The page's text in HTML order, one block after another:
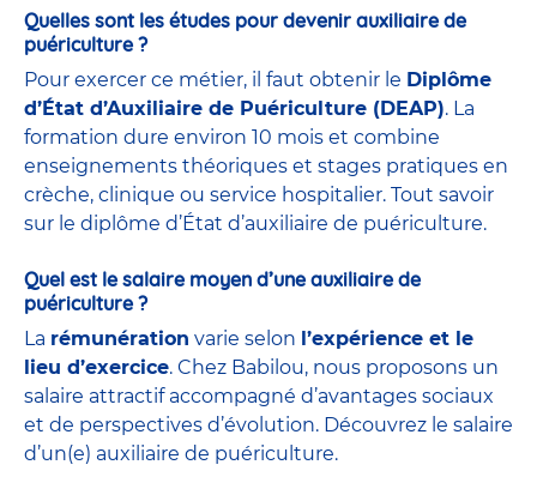
Quelles sont les études pour devenir auxiliaire de
puériculture ?
Pour exercer ce métier, il faut obtenir le Diplôme
d’État d’Auxiliaire de Puériculture (DEAP). La
formation dure environ 10 mois et combine
enseignements théoriques et stages pratiques en
crèche, clinique ou service hospitalier. Tout savoir
sur le diplôme d’État d’auxiliaire de puériculture.
Quel est le salaire moyen d’une auxiliaire de
puériculture ?
La rémunération varie selon l’expérience et le
lieu d’exercice. Chez Babilou, nous proposons un
salaire attractif accompagné d’avantages sociaux
et de perspectives d’évolution. Découvrez le salaire
d’un(e) auxiliaire de puériculture.